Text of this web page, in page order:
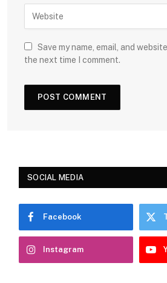
Save my name, email, and
the next time I comment.
SOCIAL MEDIA
Facebook
Instagram